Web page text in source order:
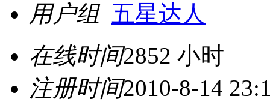
用户组 五星达人
在线时间2852 小时
注册时间2010-8-14